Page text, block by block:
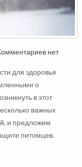
нет
для здоровья
о
в этот
важных
и предложим
питомцев.